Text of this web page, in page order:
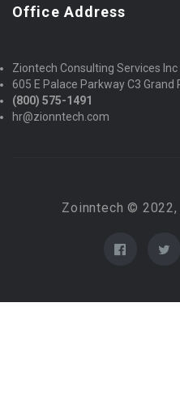
Office Address
Ziontech Consulting Services Inc
605 E Palace Parkway C3 Grand
(800) 575-1491
hr@zionntech.com
Zoinntech © 2022,